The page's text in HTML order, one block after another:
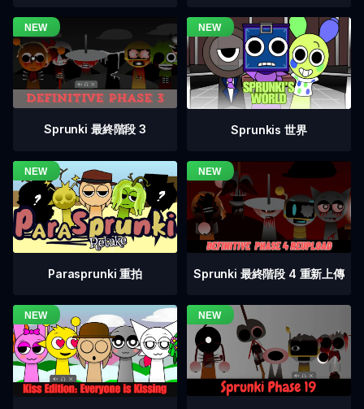
Sprunki 最終階段 3 Sprunkis 世界
Parasprunki 重拍 Sprunki 最終階段 4 重新上傳